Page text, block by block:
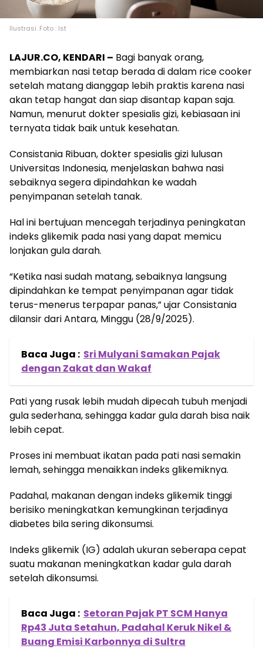
Ilustrasi. Foto : Ist
LAJUR.CO, KENDARI – Bagi banyak orang,
membiarkan nasi tetap berada di dalam rice cooker
setelah matang dianggap lebih praktis karena nasi
akan tetap hangat dan siap disantap kapan saja.
Namun, menurut dokter spesialis gizi, kebiasaan ini
ternyata tidak baik untuk kesehatan.
Consistania Ribuan, dokter spesialis gizi lulusan
Universitas Indonesia, menjelaskan bahwa nasi
sebaiknya segera dipindahkan ke wadah
penyimpanan setelah tanak.
Hal ini bertujuan mencegah terjadinya peningkatan
indeks glikemik pada nasi yang dapat memicu
lonjakan gula darah.
“Ketika nasi sudah matang, sebaiknya langsung
dipindahkan ke tempat penyimpanan agar tidak
terus-menerus terpapar panas,” ujar Consistania
dilansir dari Antara, Minggu (28/9/2025).
Baca Juga : Sri Mulyani Samakan Pajak
dengan Zakat dan Wakaf
Pati yang rusak lebih mudah dipecah tubuh menjadi
gula sederhana, sehingga kadar gula darah bisa naik
lebih cepat.
Proses ini membuat ikatan pada pati nasi semakin
lemah, sehingga menaikkan indeks glikemiknya.
Padahal, makanan dengan indeks glikemik tinggi
berisiko meningkatkan kemungkinan terjadinya
diabetes bila sering dikonsumsi.
Indeks glikemik (IG) adalah ukuran seberapa cepat
suatu makanan meningkatkan kadar gula darah
setelah dikonsumsi.
Baca Juga : Setoran Pajak PT SCM Hanya
Rp43 Juta Setahun, Padahal Keruk Nikel &
Buang Emisi Karbonnya di Sultra